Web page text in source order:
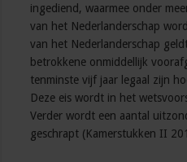
ingediend, waarmee onder
van het Nederlanderschap
van het Nederlanderschap
betrokkene onmiddellijk
tenminste vijf jaar legaal zijn
Deze eis wordt in het
Verder wordt een aantal
geschrapt (Kamerstukken II